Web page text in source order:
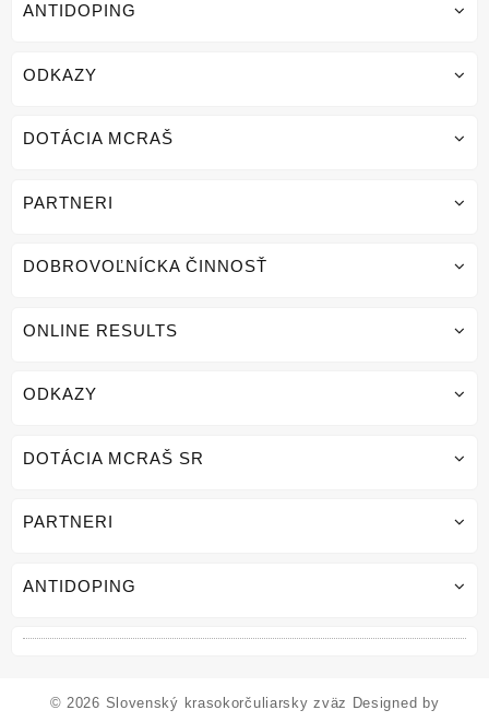
ANTIDOPING
ODKAZY
DOTÁCIA MCRAŠ
PARTNERI
DOBROVOĽNÍCKA ČINNOSŤ
ONLINE RESULTS
ODKAZY
DOTÁCIA MCRAŠ SR
PARTNERI
ANTIDOPING
© 2026 Slovenský krasokorčuliarsky zväz Designed by